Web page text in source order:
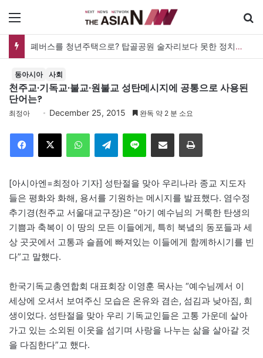
폐버스를 청년주택으로? 탑골공원 술자리보다 못한 정치의 상상력
동아시아 사회
천주교·기독교·불교·원불교 성탄메시지에 공통으로 사용된
단어는?
최정아 December 25, 2015 완독 약 2 분 소요
Telegram 이메일
[아시아엔=최정아 기자] 성탄절을 맞아 우리나라 종교 지도자
들은 평화와 화해, 용서를 기원하는 메시지를 발표했다. 염수정
추기경(천주교 서울대교구장)은 “아기 예수님의 거룩한 탄생의
기쁨과 축복이 이 땅의 모든 이들에게, 특히 북녘의 동포들과 세
상 곳곳에서 고통과 슬픔에 빠져있는 이들에게 함께하시기를 빈
다”고 말했다.
한국기독교총연합회 대표회장 이영훈 목사는 “예수님께서 이
세상에 오셔서 보여주신 모습은 온유와 겸손, 섬김과 낮아짐, 희
생이었다. 성탄절을 맞아 우리 기독교인들은 고통 가운데 살아
가고 있는 소외된 이웃을 섬기며 사랑을 나누는 삶을 살아갈 것
을 다짐한다”고 했다.